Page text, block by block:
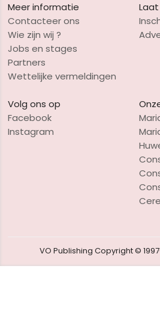
Meer informatie
Contacteer ons
Wie zijn wij ?
Jobs en stages
Partners
Wettelijke vermeldingen
Volg ons op
Facebook
Instagram
VO Publishing Copyright ©